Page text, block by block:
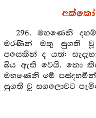
296. මහණෙනි
මරණින් මතු සුගති වූ
පසෙකින් ද යත්:
බිය ඇති වෙයි. නො
මහණෙනි මේ
සුගති වූ සගලොවට